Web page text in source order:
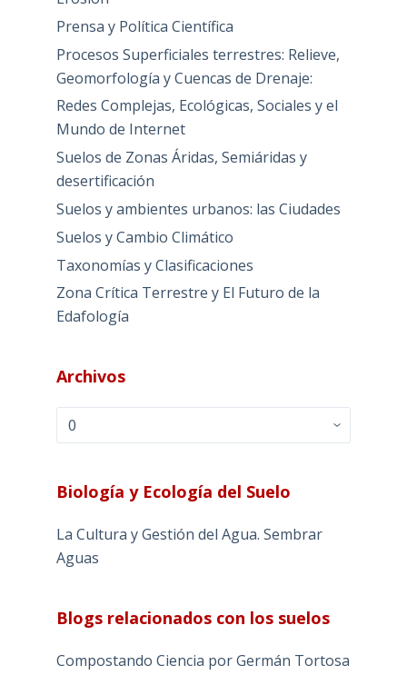
Prensa y Política Científica
Procesos Superficiales terrestres: Relieve,
Geomorfología y Cuencas de Drenaje:
Redes Complejas, Ecológicas, Sociales y el
Mundo de Internet
Suelos de Zonas Áridas, Semiáridas y
desertificación
Suelos y ambientes urbanos: las Ciudades
Suelos y Cambio Climático
Taxonomías y Clasificaciones
Zona Crítica Terrestre y El Futuro de la
Edafología
Archivos
Archivos
Biología y Ecología del Suelo
La Cultura y Gestión del Agua. Sembrar
Aguas
Blogs relacionados con los suelos
Compostando Ciencia por Germán Tortosa